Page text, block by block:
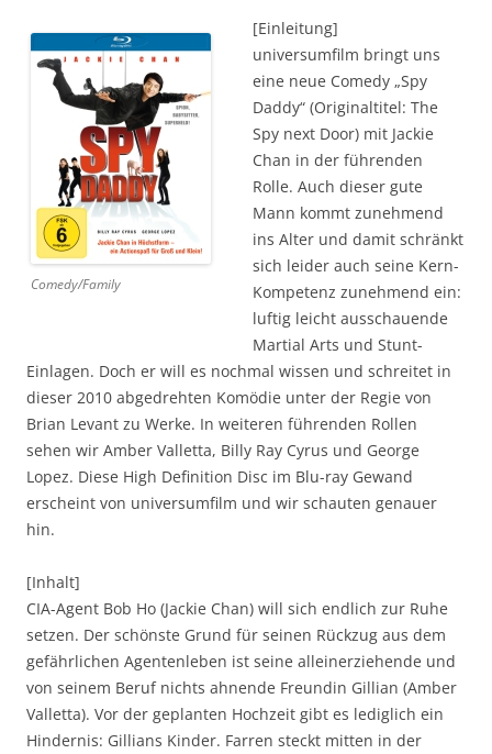
Comedy/Family
[Einleitung]
universumfilm bringt uns
eine neue Comedy „Spy
Daddy“ (Originaltitel: The
Spy next Door) mit Jackie
Chan in der führenden
Rolle. Auch dieser gute
Mann kommt zunehmend
ins Alter und damit schränkt
sich leider auch seine Kern-
Kompetenz zunehmend ein:
luftig leicht ausschauende
Martial Arts und Stunt-
Einlagen. Doch er will es nochmal wissen und schreitet in
dieser 2010 abgedrehten Komödie unter der Regie von
Brian Levant zu Werke. In weiteren führenden Rollen
sehen wir Amber Valletta, Billy Ray Cyrus und George
Lopez. Diese High Definition Disc im Blu-ray Gewand
erscheint von universumfilm und wir schauten genauer
hin.
[Inhalt]
CIA-Agent Bob Ho (Jackie Chan) will sich endlich zur Ruhe
setzen. Der schönste Grund für seinen Rückzug aus dem
gefährlichen Agentenleben ist seine alleinerziehende und
von seinem Beruf nichts ahnende Freundin Gillian (Amber
Valletta). Vor der geplanten Hochzeit gibt es lediglich ein
Hindernis: Gillians Kinder. Farren steckt mitten in der